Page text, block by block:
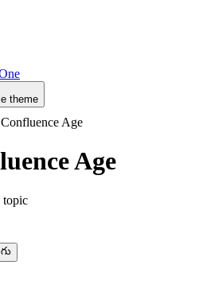
theme
Age
Age
topic